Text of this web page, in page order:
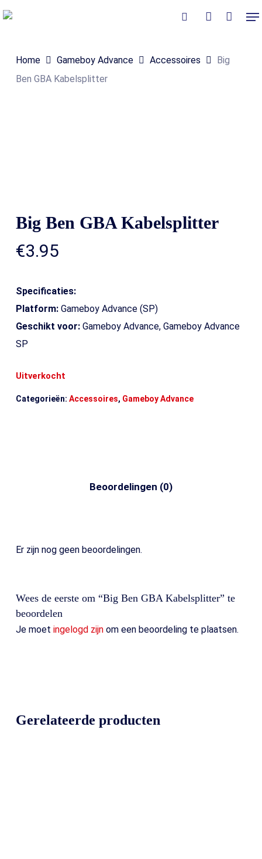
Skip
content
Home Gameboy Advance Accessoires
Big
Ben GBA Kabelsplitter
Big Ben GBA Kabelsplitter
€3.95
Specificaties:
Platform:Gameboy Advance (SP)
Geschikt voor: Gameboy Advance, Gameboy Advance
SP
Uitverkocht
Categorieën: Accessoires, Gameboy Advance
Beoordelingen (0)
Er zijn nog geen beoordelingen.
Wees de eerste om “Big Ben GBA Kabelsplitter” te
beoordelen
Je moet ingelogd zijnom een beoordeling te plaatsen.
Gerelateerde producten